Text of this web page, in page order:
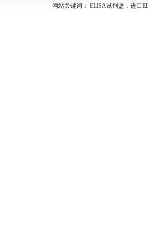
网站关键词： ELISA试剂盒，进口